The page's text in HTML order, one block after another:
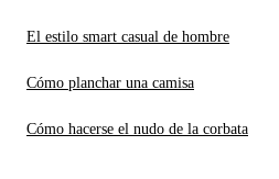
El estilo smart casual de hombre
Cómo planchar una camisa
Cómo hacerse el nudo de la corbata